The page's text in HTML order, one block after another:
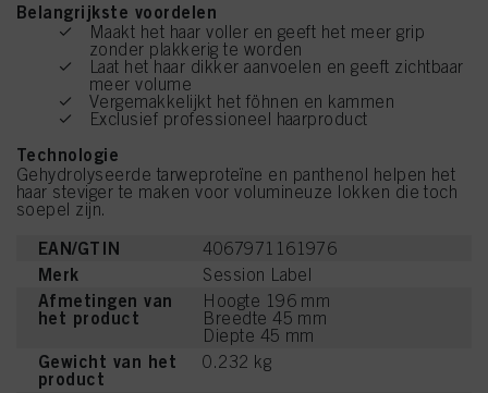
Belangrijkste voordelen
Maakt het haar voller en geeft het meer grip
zonder plakkerig te worden
Laat het haar dikker aanvoelen en geeft zichtbaar
meer volume
Vergemakkelijkt het föhnen en kammen
Exclusief professioneel haarproduct
Technologie
Gehydrolyseerde tarweproteïne en panthenol helpen het
haar steviger te maken voor volumineuze lokken die toch
soepel zijn.
EAN/GTIN 4067971161976
Merk Session Label
Afmetingen van
het product
Hoogte 196 mm
Breedte 45 mm
Diepte 45 mm
Gewicht van het
product
0.232 kg